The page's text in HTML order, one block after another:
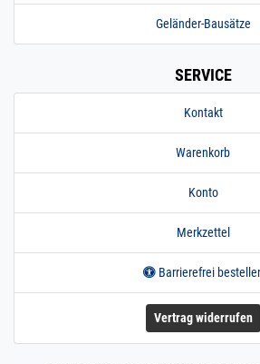
Geländer-Bausätze
SERVICE
Kontakt
Warenkorb
Konto
Merkzettel
Barrierefrei
Vertrag widerrufen